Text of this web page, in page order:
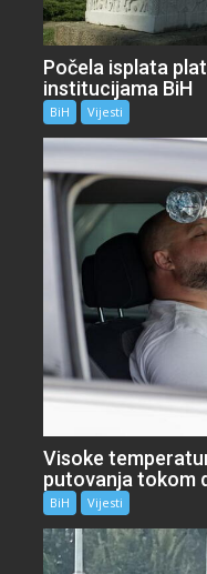
Počela isplata
institucijama BiH
BiH Vijesti
Visoke
putovanja tokom
BiH Vijesti